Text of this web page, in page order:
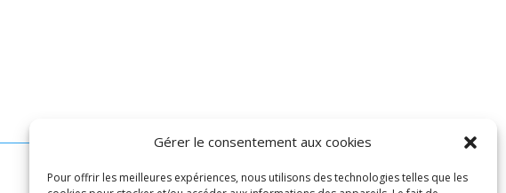
Gérer le consentement aux cookies
Pour offrir les meilleures expériences, nous utilisons des technologies telles que les